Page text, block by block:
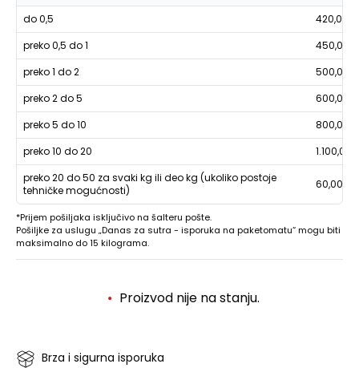
do 0,5
420,00
preko 0,5 do 1
450,00
preko 1 do 2
500,00
preko 2 do 5
600,00
preko 5 do 10
800,00
preko 10 do 20
1.100,00
preko 20 do 50 za svaki kg ili deo kg (ukoliko postoje
tehničke mogućnosti)
60,00
*Prijem pošiljaka isključivo na šalteru pošte.
Pošiljke za uslugu „Danas za sutra - isporuka na paketomatu“ mogu biti
maksimalno do 15 kilograma.
Proizvod nije na stanju.
Brza i sigurna isporuka